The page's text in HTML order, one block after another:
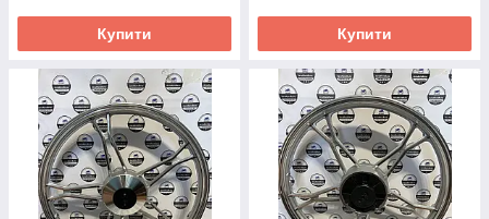
Купити Купити